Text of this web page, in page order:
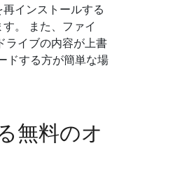
インストールする
。 また、ファイ
ライブの内容が上書
ドする方が簡単な場
無料のオ